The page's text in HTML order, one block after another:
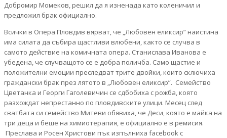
Добромир Момеков, решил да я изненада като коленичил и
предложил брак официално.
Всички в Опера Пловдив вярват, че „Любовен еликсир” наистина
има силата да събира щастливи влюбени, както се случва в
самото действие на комичната опера. Станислава Иванова е
убедена, че случващото се е добра поличба. Само щастие и
положителни емоции преследват трите двойки, които сключиха
граждански брак през лятото в „Любовен еликсир”. Семейство
Цветанка и Георги Гаголевичин се сдбобиха с рожба, която
разхождат непрестанно по пловдивските улици. Месец след
сватбата си семейство Митеви обявиха, че Деси, която е майка на
три деца и беше на химиотерапия, е официално е в ремисия.
Преслава и Росен Христови пък изпълниха facebook с